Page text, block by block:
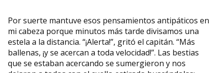
Por suerte mantuve esos pensamientos antipáticos en
mi cabeza porque minutos más tarde divisamos una
estela a la distancia. “¡Alerta!”, gritó el capitán. “Más
ballenas, ¡y se acercan a toda velocidad!”. Las bestias
que se estaban acercando se sumergieron y nos